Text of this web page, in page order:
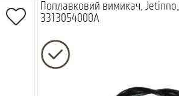
Поплавковий вимикач, Jetinno,
3313054000A